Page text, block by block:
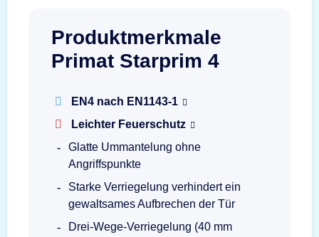
Produktmerkmale
Primat Starprim 4
EN4 nach EN1143-1
Leichter Feuerschutz
Glatte Ummantelung ohne
Angriffspunkte
Starke Verriegelung verhindert ein
gewaltsames Aufbrechen der Tür
Drei-Wege-Verriegelung (40 mm